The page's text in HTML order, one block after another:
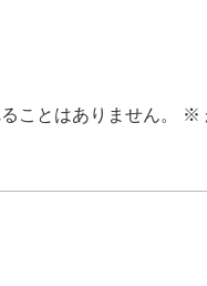
ことはありません。 ※